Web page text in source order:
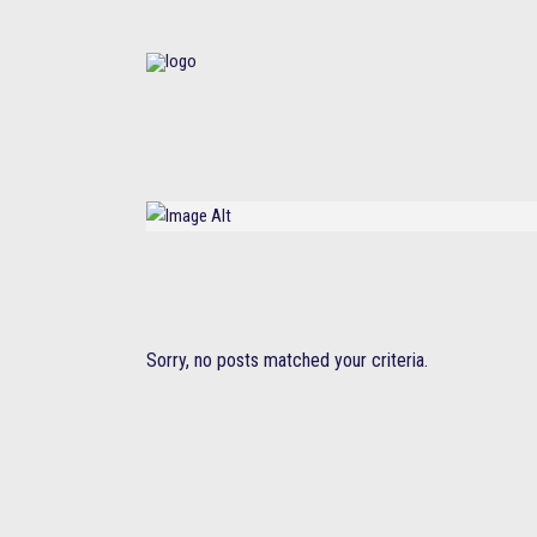
Sorry, no posts matched your criteria.